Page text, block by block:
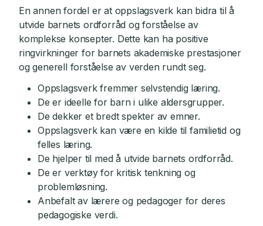
En annen fordel er at oppslagsverk kan bidra til å
utvide barnets ordforråd og forståelse av
komplekse konsepter. Dette kan ha positive
ringvirkninger for barnets akademiske prestasjoner
og generell forståelse av verden rundt seg.
Oppslagsverk fremmer selvstendig læring.
De er ideelle for barn i ulike aldersgrupper.
De dekker et bredt spekter av emner.
Oppslagsverk kan være en kilde til familietid og
felles læring.
De hjelper til med å utvide barnets ordforråd.
De er verktøy for kritisk tenkning og
problemløsning.
Anbefalt av lærere og pedagoger for deres
pedagogiske verdi.